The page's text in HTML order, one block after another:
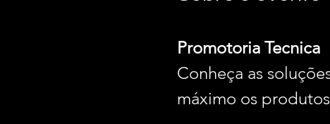
Promotoria Tecnica
Conheça as
máximo os